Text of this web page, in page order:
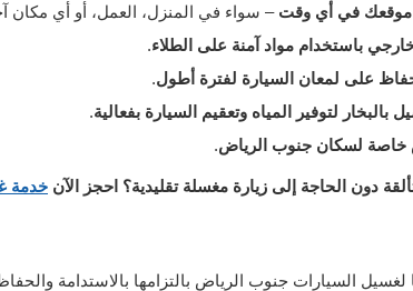
موقعك في أي وقت – سواء في المنزل، العمل، أو أي مكان
باستخدام مواد آمنة على الطلاء.
على لمعان السيارة لفترة أطول.
بالبخار لتوفير المياه وتعقيم السيارة بفعالية.
خاصة لسكان جنوب الرياض.
دون الحاجة إلى زيارة مغسلة تقليدية؟ احجز الآن خدمة
لغسيل السيارات جنوب الرياض بالتزامها بالاستدامة